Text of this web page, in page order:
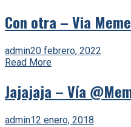
Con otra – Via
admin20 febrero, 2022
Read More
Jajajaja – Vía
admin12 enero, 2018